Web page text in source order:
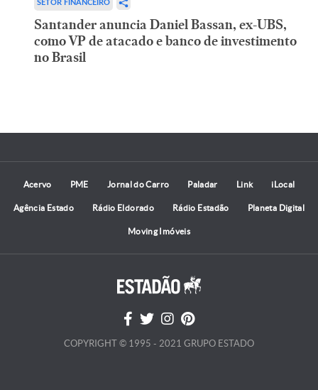
SETOR FINANCEIRO
Santander anuncia Daniel Bassan, ex-UBS,
como VP de atacado e banco de investimento
no Brasil
Acervo PME Jornal do Carro Paladar Link iLocal
Agência Estado Rádio Eldorado Rádio Estadão Planeta Digital
Moving Imóveis
COPYRIGHT © 1995 - 2021 GRUPO ESTADO